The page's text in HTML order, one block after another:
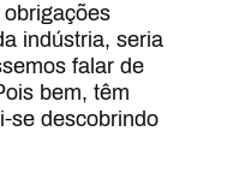
indústria, seria
falar de
bem, têm
se descobrindo